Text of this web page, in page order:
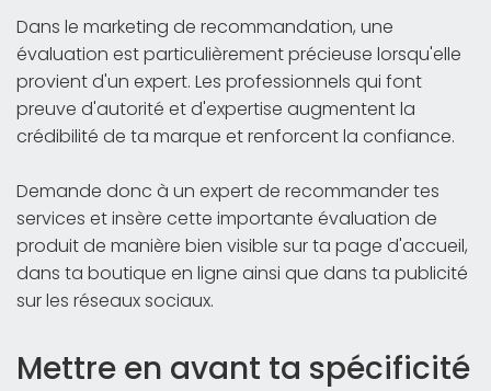
Dans le marketing de recommandation, une
évaluation est particulièrement précieuse lorsqu'elle
provient d'un expert. Les professionnels qui font
preuve d'autorité et d'expertise augmentent la
crédibilité de ta marque et renforcent la confiance.
Demande donc à un expert de recommander tes
services et insère cette importante évaluation de
produit de manière bien visible sur ta page d'accueil,
dans ta boutique en ligne ainsi que dans ta publicité
sur les réseaux sociaux.
Mettre en avant ta spécificité